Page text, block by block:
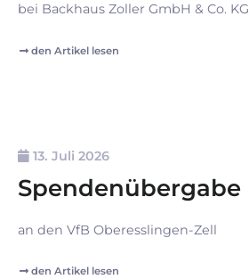
bei Backhaus Zoller GmbH & Co. KG
den Artikel lesen
13. Juli 2026
Spendenübergabe
an den VfB Oberesslingen-Zell
den Artikel lesen